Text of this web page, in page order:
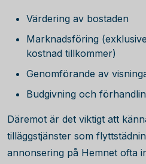
Värdering av bostaden
Marknadsföring
kostnad tillkommer)
Genomförande av
Budgivning och
Däremot är det viktigt att
tilläggstjänster som
annonsering på Hemnet ofta